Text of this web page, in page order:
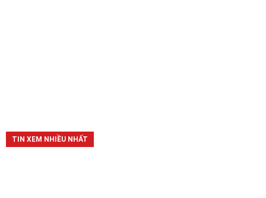
TIN XEM NHIỀU NHẤT